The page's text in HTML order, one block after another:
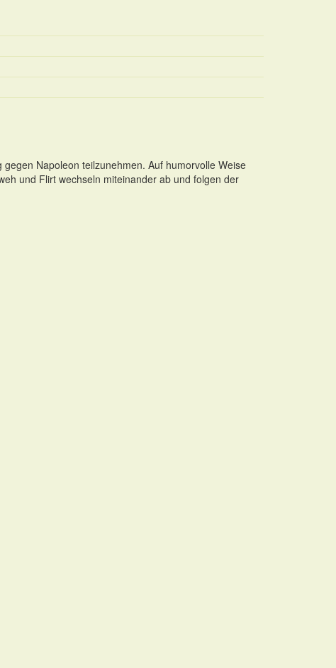
Napoleon teilzunehmen. Auf humorvolle Weise
und Flirt wechseln miteinander ab und folgen der